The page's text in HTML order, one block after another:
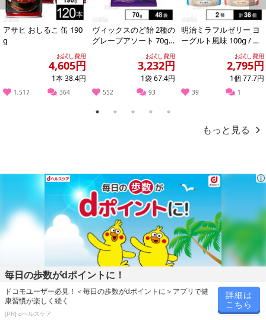
金はいたしかねます。
また、お届け日時のご指定は、お受けできません。宅配業者からの
不在票にてご対応ください。
※発送予定日は前後する場合がございます。また商品によって発送
日が異なります。
※dショッピングサンプル百貨店よりお届けする商品は、ご利用いた
だいた後のご感想をいただくことを目的としており、転売等は固く
転売等、目的以外での利用が確認された場合は、サービス利用を停
休業日
Previous
アサヒ おしるこ 缶 190
g
お試し費用
4,605円
1本 38.4円
1,517 364
ヴィックスのど飴 2種の
グレープアソート 70g
お試し費用
3,232円
1袋 67.4円
552 93
明治ミラフルゼリー ヨ
ーグルト風味 100g / り
んごヨーグルト風味 10
お試し費用
2,795円
1個 77.7円
39 1
Next
1 2 3 4 5
もっと見る
毎日の歩数がdポイントに！
ドコモユーザー必見！＜毎日の歩数がdポイントに＞アプリで健
康習慣が楽しく続く
[PR] dヘルスケア
詳細は
こちら